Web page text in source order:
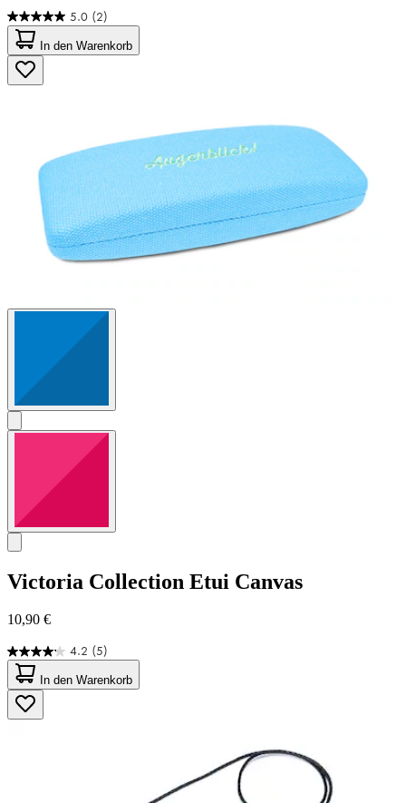
5.0 (2)
5.0
von
5
Sternen.
2
In den Warenkorb
Victoria Collection Etui Canvas
10,90 €
4.2 (5)
4.2
von
5
Sternen.
5
In den Warenkorb